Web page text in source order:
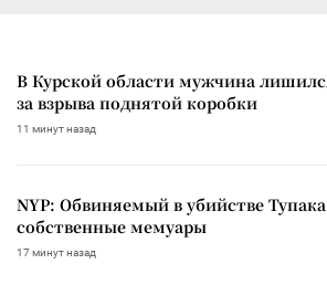
В Курской области мужчина
за взрыва поднятой коробки
11 минут назад
NYP: Обвиняемый в убийстве
собственные мемуары
17 минут назад